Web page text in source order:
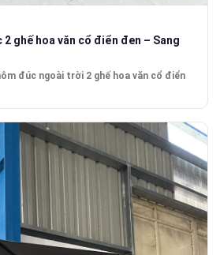
2 ghế hoa văn cổ điển đen – Sang
đúc ngoài trời 2 ghế hoa văn cổ điển